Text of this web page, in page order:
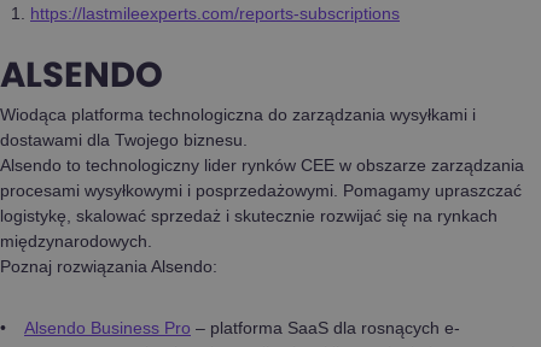
https://lastmileexperts.com/reports-subscriptions
ALSENDO
Wiodąca platforma technologiczna do zarządzania wysyłkami i
dostawami dla Twojego biznesu.
Alsendo to technologiczny lider rynków CEE w obszarze zarządzania
procesami wysyłkowymi i posprzedażowymi. Pomagamy upraszczać
logistykę, skalować sprzedaż i skutecznie rozwijać się na rynkach
międzynarodowych.
Poznaj rozwiązania Alsendo:
Alsendo Business Pro – platforma SaaS dla rosnących e-